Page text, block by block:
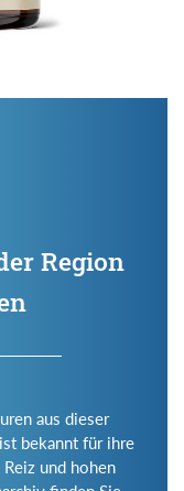
Region
aus dieser
bekannt für ihre
und hohen